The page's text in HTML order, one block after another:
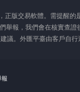
版交易軟體。需提醒
報，我們會在核實查
。外匯平臺由客戶自
報